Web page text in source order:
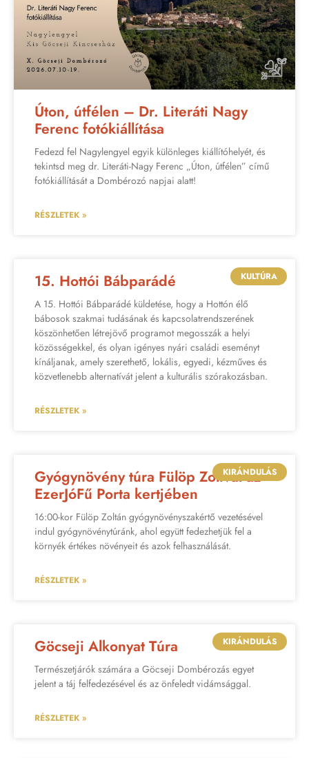
Úton, útfélen – Dr. Literáti Nagy
Ferenc fotókiállítása
Fedezd fel Nagylengyel egyik különleges kiállítóhelyét, és
tekintsd meg dr. Literáti-Nagy Ferenc „Úton, útfélen” című
fotókiállítását a Dombérozó napjai alatt!
RÉSZLETEK »
KULTÚRA
15. Hottói Bábparádé
A 15. Hottói Bábparádé küldetése, hogy a Hottón élő
bábosok szakmai tudásának és kapcsolatrendszerének
köszönhetően létrejövő programot megosszák a helyi
közösségekkel, és olyan igényes nyári családi eseményt
kínáljanak, amely szerethető, lokális, egyedi, kézműves és
közvetlenebb alternatívát jelent a kulturális szórakozásban.
RÉSZLETEK »
KIRÁNDULÁS
Gyógynövény túra Fülöp Zolival az
EzerJóFű Porta kertjében
16:00-kor Fülöp Zoltán gyógynövényszakértő vezetésével
indul gyógynövénytúránk, ahol együtt fedezhetjük fel a
környék értékes növényeit és azok felhasználását.
RÉSZLETEK »
KIRÁNDULÁS
Göcseji Alkonyat Túra
Természetjárók számára a Göcseji Dombérozás egyet
jelent a táj felfedezésével és az önfeledt vidámsággal.
RÉSZLETEK »